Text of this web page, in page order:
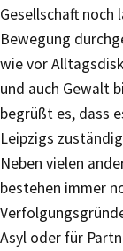
Gesellschaft noch
Bewegung
wie vor
und auch Gewalt
begrüßt es, dass
Leipzigs
Neben vielen
bestehen immer
Asyl oder für